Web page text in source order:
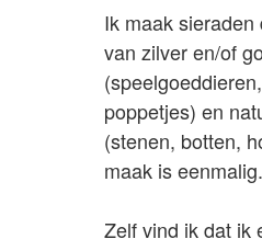
Ik maak
van zilver en/of
poppetjes) en
(stenen, botten,
maak is eenmalig.
Zelf vind ik dat ik